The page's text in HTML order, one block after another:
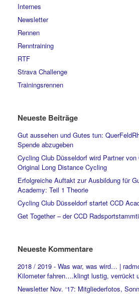
Internes
Newsletter
Rennen
Renntraining
RTF
Strava Challenge
Trainingsrennen
Neueste Beiträge
Gut aussehen und Gutes tun:
Spende abzugeben
Cycling Club Düsseldorf wird Partner
Original Long Distance Cycling
Erfolgreiche Auftakt zur Ausbildung für
Academy: Teil 1 Theorie
Cycling Club Düsseldorf startet CCD
Get Together – der CCD
Neueste Kommentare
2018 / 2019 - Was war, was wird… |
Kilometer fahren….klingt lustig, verrückt
Newsletter Nov. ‘17: Mitgliederfotos,